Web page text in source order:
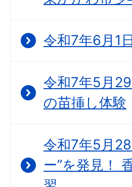
令和7年6月1
令和7年5月
の苗挿し体験
令和7年5月
ー”を発見！